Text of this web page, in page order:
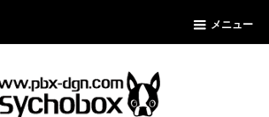
メニュー